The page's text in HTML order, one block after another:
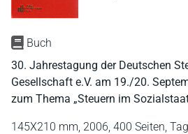
Buch
30. Jahrestagung der Deutschen
Gesellschaft e.V. am 19./20.
zum Thema „Steuern im
145X210 mm, 2006, 400 Seiten,